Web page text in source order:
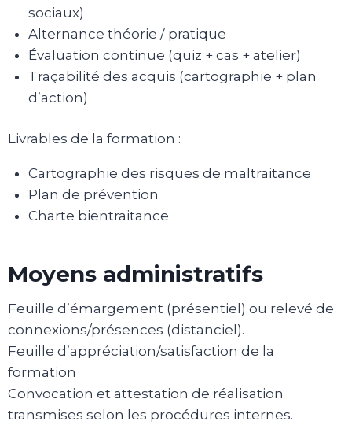
sociaux)
Alternance théorie / pratique
Évaluation continue (quiz + cas + atelier)
Traçabilité des acquis (cartographie + plan
d’action)
Livrables de la formation :
Cartographie des risques de maltraitance
Plan de prévention
Charte bientraitance
Moyens administratifs
Feuille d’émargement (présentiel) ou relevé de
connexions/présences (distanciel).
Feuille d’appréciation/satisfaction de la
formation
Convocation et attestation de réalisation
transmises selon les procédures internes.